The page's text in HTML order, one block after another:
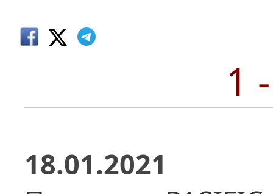
1
18.01.2021